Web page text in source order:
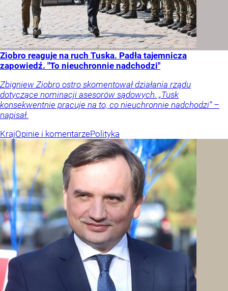
Ziobro reaguje na ruch Tuska. Padła tajemnicza
zapowiedź. "To nieuchronnie nadchodzi"
Zbigniew Ziobro ostro skomentował działania rządu
dotyczące nominacji asesorów sądowych. „Tusk
konsekwentnie pracuje na to, co nieuchronnie nadchodzi” –
napisał.
KrajOpinie i komentarzePolityka